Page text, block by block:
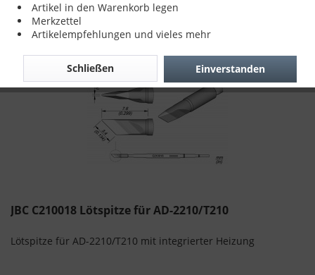
Filtern
JBC C210018 Lötspitze für AD-2210/T210
Lötspitze für AD-2210/T210 mit integrierter Heizung
Artikel in den Warenkorb legen
Merkzettel
Artikelempfehlungen und vieles mehr
Einverstanden
Schließen